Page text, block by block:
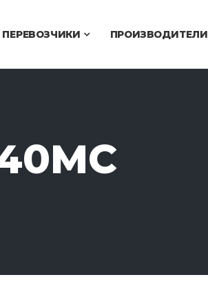
ПЕРЕВОЗЧИКИ ПРОИЗВОДИТЕЛИ